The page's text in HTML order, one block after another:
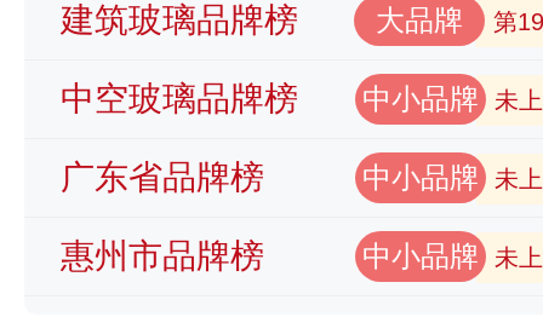
建筑玻璃品牌榜 大品牌 第
中空玻璃品牌榜 中小品牌 未
广东省品牌榜 中小品牌 未
惠州市品牌榜 中小品牌 未